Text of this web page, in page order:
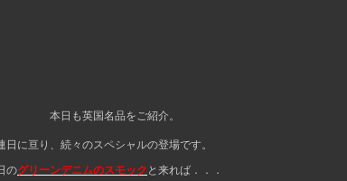
をご紹介。
ペシャルの登場です。
グリーンデニムのスモック と来れば．．．